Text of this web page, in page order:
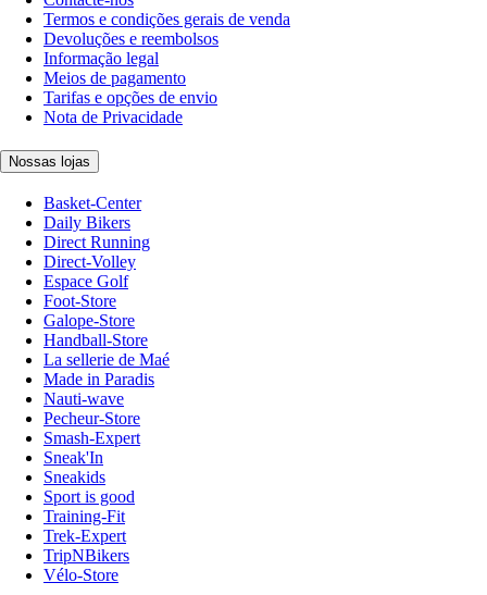
Termos e condições gerais de venda
Devoluções e reembolsos
Informação legal
Meios de pagamento
Tarifas e opções de envio
Nota de Privacidade
Nossas lojas
Basket-Center
Daily Bikers
Direct Running
Direct-Volley
Espace Golf
Foot-Store
Galope-Store
Handball-Store
La sellerie de Maé
Made in Paradis
Nauti-wave
Pecheur-Store
Smash-Expert
Sneak'In
Sneakids
Sport is good
Training-Fit
Trek-Expert
TripNBikers
Vélo-Store